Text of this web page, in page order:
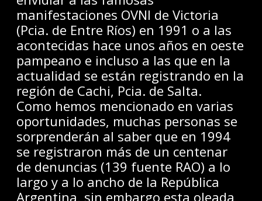
manifestaciones OVNI de Victoria
(Pcia. de Entre Ríos) en 1991 o a las
acontecidas hace unos años en oeste
pampeano e incluso a las que en la
actualidad se están registrando en la
región de Cachi, Pcia. de Salta.
Como hemos mencionado en varias
oportunidades, muchas personas se
sorprenderán al saber que en 1994
se registraron más de un centenar
de denuncias (139 fuente RAO) a lo
largo y a lo ancho de la República
Argentina, sin embargo esta oleada